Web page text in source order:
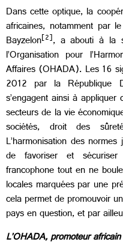
Dans cette optique, la
africaines, notamment par
Bayzelon[2], a abouti à la
l’Organisation pour
Affaires (OHADA). Les 16
2012 par la République
s’engagent ainsi à
secteurs de la vie
sociétés, droit des
L’harmonisation des
de favoriser et
francophone tout en ne
locales marquées par une
cela permet de promouvoir
pays en question, et par
L’OHADA, promoteur